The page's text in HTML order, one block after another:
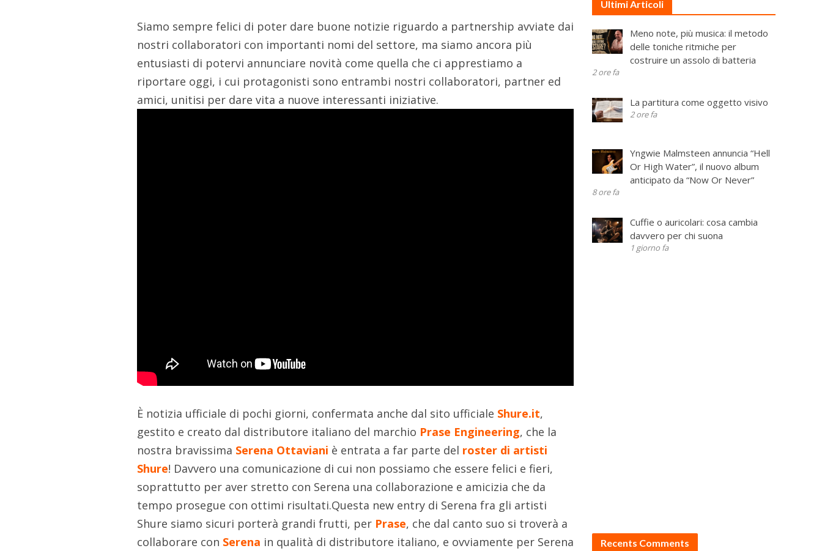
Siamo sempre felici di poter dare buone notizie riguardo a partnership avviate dai
nostri collaboratori con importanti nomi del settore, ma siamo ancora più
entusiasti di potervi annunciare novità come quella che ci apprestiamo a
riportare oggi, i cui protagonisti sono entrambi nostri collaboratori, partner ed
amici, unitisi per dare vita a nuove interessanti iniziative.
È notizia ufficiale di pochi giorni, confermata anche dal sito ufficiale Shure.it,
gestito e creato dal distributore italiano del marchio Prase Engineering, che la
nostra bravissima Serena Ottaviani è entrata a far parte del roster di artisti
Shure! Davvero una comunicazione di cui non possiamo che essere felici e fieri,
soprattutto per aver stretto con Serena una collaborazione e amicizia che da
tempo prosegue con ottimi risultati.Questa new entry di Serena fra gli artisti
Shure siamo sicuri porterà grandi frutti, per Prase, che dal canto suo si troverà a
collaborare con Serena in qualità di distributore italiano, e ovviamente per Serena
Ultimi Articoli
Meno note, più musica: il metodo
delle toniche ritmiche per
costruire un assolo di batteria
2 ore fa
La partitura come oggetto visivo
2 ore fa
Yngwie Malmsteen annuncia “Hell
Or High Water”, il nuovo album
anticipato da “Now Or Never”
8 ore fa
Cuffie o auricolari: cosa cambia
davvero per chi suona
1 giorno fa
Recents Comments